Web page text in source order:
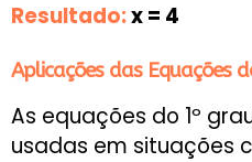
Resultado:x = 4
Aplicações das Equações
As equações do 1º
usadas em situações